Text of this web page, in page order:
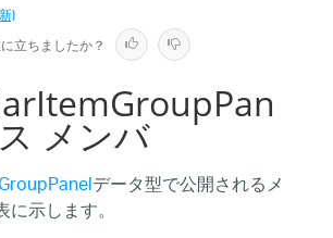
)
立ちましたか？
メンバ
データ型で公開されるメ
示します。